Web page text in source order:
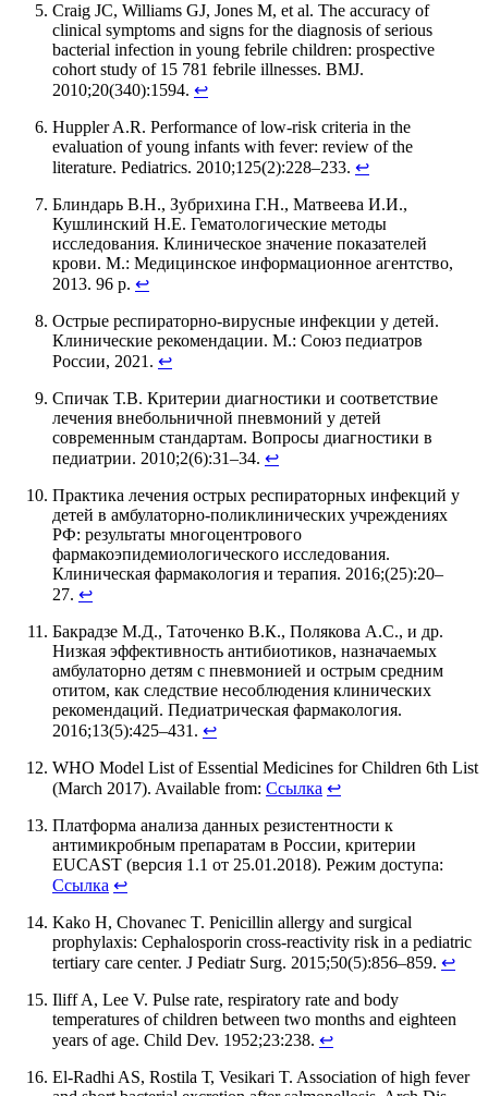
Craig JC, Williams GJ, Jones M, et al. The accuracy of
clinical symptoms and signs for the diagnosis of serious
bacterial infection in young febrile children: prospective
cohort study of 15 781 febrile illnesses. BMJ.
2010;20(340):1594. ↩
Huppler A.R. Performance of low-risk criteria in the
evaluation of young infants with fever: review of the
literature. Pediatrics. 2010;125(2):228–233. ↩
Блиндарь В.Н., Зубрихина Г.Н., Матвеева И.И.,
Кушлинский Н.Е. Гематологические методы
исследования. Клиническое значение показателей
крови. М.: Медицинское информационное агентство,
2013. 96 p. ↩
Острые респираторно-вирусные инфекции у детей.
Клинические рекомендации. М.: Союз педиатров
России, 2021. ↩
Спичак Т.В. Критерии диагностики и соответствие
лечения внебольничной пневмоний у детей
современным стандартам. Вопросы диагностики в
педиатрии. 2010;2(6):31–34. ↩
Практика лечения острых респираторных инфекций у
детей в амбулаторно-поликлинических учреждениях
РФ: результаты многоцентрового
фармакоэпидемиологического исследования.
Клиническая фармакология и терапия. 2016;(25):20–
27. ↩
Бакрадзе М.Д., Таточенко В.К., Полякова А.С., и др.
Низкая эффективность антибиотиков, назначаемых
амбулаторно детям с пневмонией и острым средним
отитом, как следствие несоблюдения клинических
рекомендаций. Педиатрическая фармакология.
2016;13(5):425–431. ↩
WHO Model List of Essential Medicines for Children 6th List
(March 2017). Available from: Ссылка ↩
Платформа анализа данных резистентности к
антимикробным препаратам в России, критерии
EUCAST (версия 1.1 от 25.01.2018). Режим доступа:
Ссылка ↩
Kako H, Chovanec T. Penicillin allergy and surgical
prophylaxis: Cephalosporin cross-reactivity risk in a pediatric
tertiary care center. J Pediatr Surg. 2015;50(5):856–859. ↩
Iliff A, Lee V. Pulse rate, respiratory rate and body
temperatures of children between two months and eighteen
years of age. Child Dev. 1952;23:238. ↩
El-Radhi AS, Rostila Т, Vesikari T. Association of high fever